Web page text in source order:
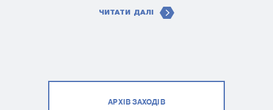
ЧИТАТИ ДАЛІ
АРХІВ ЗАХОДІВ